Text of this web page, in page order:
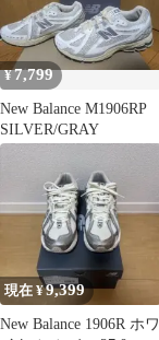
¥7,799
New Balance M1906RP
SILVER/GRAY
現在 ¥9,399
New Balance 1906R ホワ